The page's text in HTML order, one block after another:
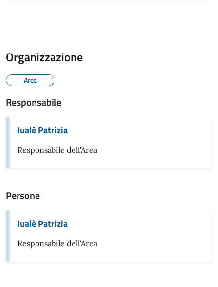
Organizzazione
Area
Responsabile
Iualè Patrizia
Responsabile dell'Area
Persone
Iualè Patrizia
Responsabile dell'Area